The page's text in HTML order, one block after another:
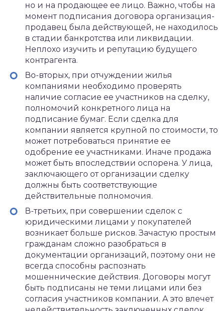
но и на продающее ее лицо. Важно, чтобы на
момент подписания договора организация-
продавец была действующей, не находилось
в стадии банкротства или ликвидации.
Неплохо изучить и репутацию будущего
контрагента.
Во-вторых, при отчуждении жилья
компаниями необходимо проверять
наличие согласие ее участников на сделку,
полномочий конкретного лица на
подписание бумаг. Если сделка для
компании является крупной по стоимости, то
может потребоваться принятие ее
одобрение ее участниками. Иначе продажа
может быть впоследствии оспорена. У лица,
заключающего от организации сделку
должны быть соответствующие
действительные полномочия.
В-третьих, при совершении сделок с
юридическими лицами у покупателей
возникает больше рисков. Зачастую простым
гражданам сложно разобраться в
документации организаций, поэтому они не
всегда способны распознать
мошеннические действия. Договоры могут
быть подписаны не теми лицами или без
согласия участников компании. А это влечет